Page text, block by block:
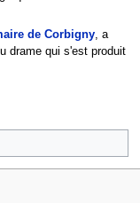
de Corbigny, a
drame qui s'est produit